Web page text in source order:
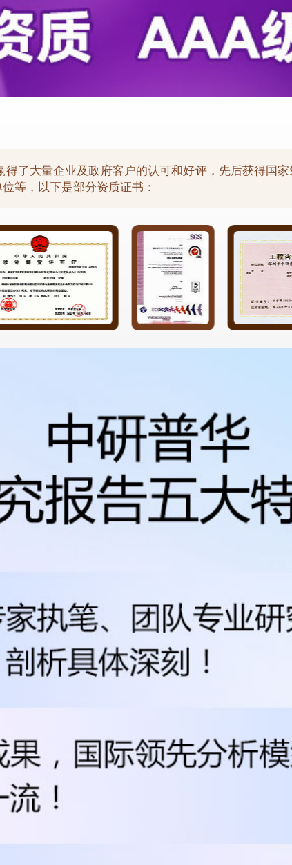
了大量企业及政府客户的认可和好评，先后获得国
等，以下是部分资质证书：